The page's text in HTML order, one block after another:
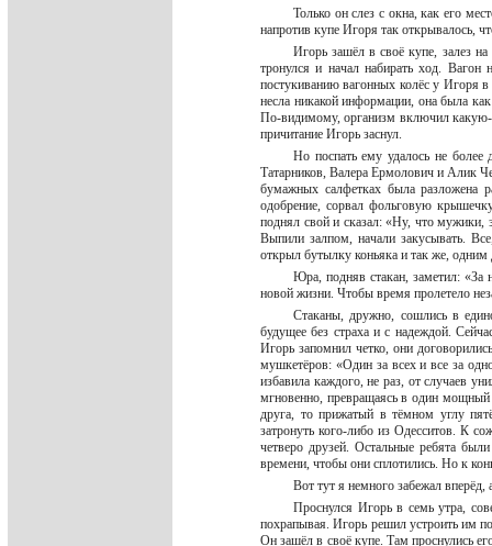
Только он слез с окна, как его
напротив купе Игоря так открывалось,
Игорь зашёл в своё купе, залез
тронулся и начал набирать ход. Вагон
постукиванию вагонных колёс у Игоря
несла никакой информации, она была
По-видимому, организм включил какую-
причитание Игорь заснул.
Но поспать ему удалось не более
Татарников, Валера Ермолович и Алик
бумажных салфетках была разложена
одобрение, сорвал фольговую
поднял свой и сказал: «Ну, что мужики,
Выпили залпом, начали закусывать.
открыл бутылку коньяка и так же,
Юра, подняв стакан, заметил: «За
новой жизни. Чтобы время пролетело
Стаканы, дружно, сошлись в
будущее без страха и с надеждой.
Игорь запомнил четко, они
мушкетёров: «Один за всех и все за
избавила каждого, не раз, от случаев
мгновенно, превращаясь в один
друга, то прижатый в тёмном углу
затронуть кого-либо из Одесситов. К
четверо друзей. Остальные ребята
времени, чтобы они сплотились. Но к
Вот тут я немного забежал
Проснулся Игорь в семь утра,
похрапывая. Игорь решил устроить им
Он зашёл в своё купе. Там проснулись